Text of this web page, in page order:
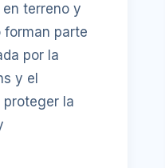
terreno y
forman parte
por la
y el
proteger la